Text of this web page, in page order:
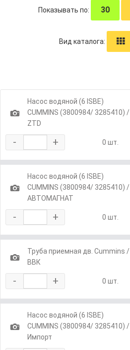
Показывать по: 30
Вид каталога:
1
Насос водяной (6 ISBE)
CUMMINS (3800984/ 3285410) /
ZTD
- + 0 шт.
1
Насос водяной (6 ISBE)
CUMMINS (3800984/ 3285410) /
АВТОМАГНАТ
- + 0 шт.
1
Труба приемная дв. Cummins /
ВВК
- + 0 шт.
1
Насос водяной (6 ISBE)
CUMMINS (3800984/ 3285410) /
Импорт